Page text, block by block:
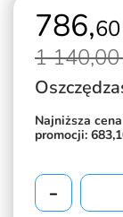
786,60
1 140,00
Najniższa
promocji:
-